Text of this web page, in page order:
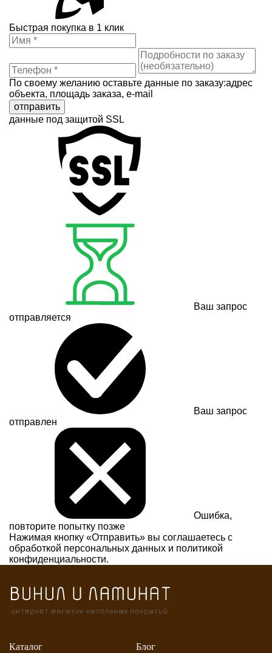
Быстрая покупка в 1 клик
По своему желанию оставьте данные по заказу:адрес
объекта, площадь заказа, e-mail
отправить
данные под защитой SSL
Ваш запрос
отправляется
Ваш запрос
отправлен
Ошибка,
повторите попытку позже
Нажимая кнопку «Отправить» вы соглашаетесь с
обработкой персональных данных и политикой
конфиденциальности.
Каталог Блог